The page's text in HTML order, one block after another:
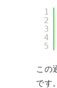
1
2
3
4
5
この
です